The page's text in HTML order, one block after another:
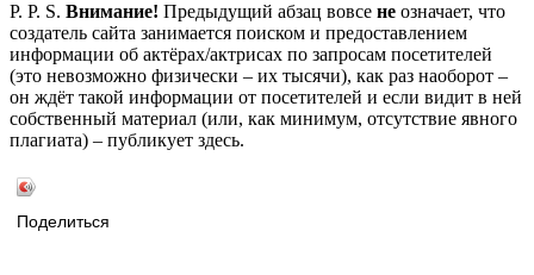
P. P. S. Внимание! Предыдущий абзац вовсе не означает, что
создатель сайта занимается поиском и предоставлением
информации об актёрах/актрисах по запросам посетителей
(это невозможно физически – их тысячи), как раз наоборот –
он ждёт такой информации от посетителей и если видит в ней
собственный материал (или, как минимум, отсутствие явного
плагиата) – публикует здесь.
Поделиться